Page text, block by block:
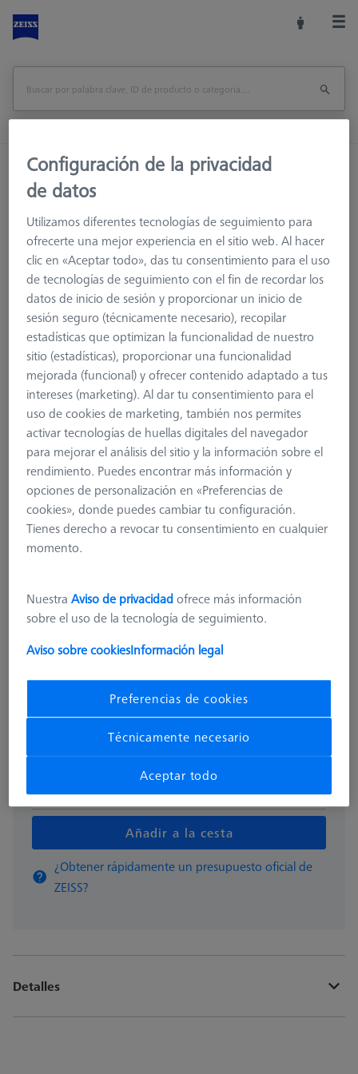
Inicio XXT FixAssist®
XXT FixAssist®
626109-9140-200
3.134,00 €
pzas
Añadir a la cesta
¿Obtener rápidamente un presupuesto oficial de
ZEISS?
Detalles
Configuración de la privacidad
de datos
Utilizamos diferentes tecnologías de seguimiento para
ofrecerte una mejor experiencia en el sitio web. Al hacer
clic en «Aceptar todo», das tu consentimiento para el uso
de tecnologías de seguimiento con el fin de recordar los
datos de inicio de sesión y proporcionar un inicio de
sesión seguro (técnicamente necesario), recopilar
estadísticas que optimizan la funcionalidad de nuestro
sitio (estadísticas), proporcionar una funcionalidad
mejorada (funcional) y ofrecer contenido adaptado a tus
intereses (marketing). Al dar tu consentimiento para el
uso de cookies de marketing, también nos permites
activar tecnologías de huellas digitales del navegador
para mejorar el análisis del sitio y la información sobre el
rendimiento. Puedes encontrar más información y
opciones de personalización en «Preferencias de
cookies», donde puedes cambiar tu configuración.
Tienes derecho a revocar tu consentimiento en cualquier
momento.
NuestraAviso de privacidadofrece más información
sobre el uso de la tecnología de seguimiento.
Aviso sobre cookiesInformación legal
Preferencias de cookies
Técnicamente necesario
Aceptar todo